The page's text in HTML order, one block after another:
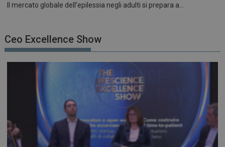
Il mercato globale dell’epilessia negli adulti si prepara a...
Ceo Excellence Show